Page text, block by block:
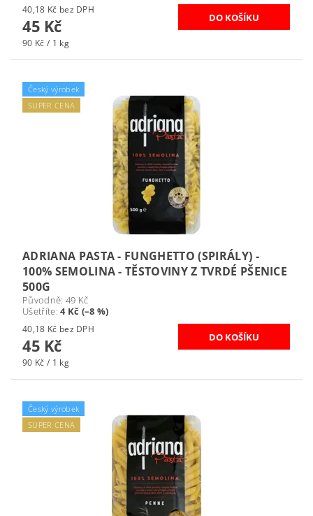
40,18 Kč bez DPH
45 Kč
90 Kč / 1 kg
Český výrobek
SUPER CENA
ADRIANA PASTA - FUNGHETTO (SPIRÁLY) -
100% SEMOLINA - TĚSTOVINY Z TVRDÉ PŠENICE
500G
Původně: 49 Kč
Ušetříte:4 Kč (–8 %)
40,18 Kč bez DPH
45 Kč
90 Kč / 1 kg
Český výrobek
SUPER CENA